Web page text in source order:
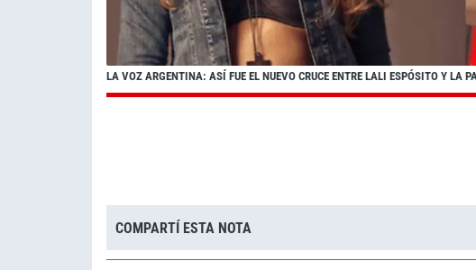
LA VOZ ARGENTINA: ASÍ FUE EL NUEVO CRUCE ENTRE LALI ESPÓSITO Y LA
COMPARTÍ ESTA NOTA